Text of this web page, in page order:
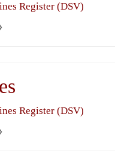
Register (DSV)
Register (DSV)